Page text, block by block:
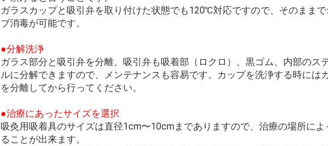
ガラスカップと吸引弁を取り付けた状態でも120℃対応ですので、そのまま
ブ消毒が可能です。
●分解洗浄
ガラス部分と吸引弁を分離、吸引弁も吸着部（ロクロ）、黒ゴム、内部のス
ルに分解できますので、メンテナンスも容易です。カップを洗浄する時には
を分離してから行ってください。
●治療にあったサイズを選択
吸灸用吸着具のサイズは直径1cm〜10cmまでありますので、治療の場所によ
ることが出来ます。